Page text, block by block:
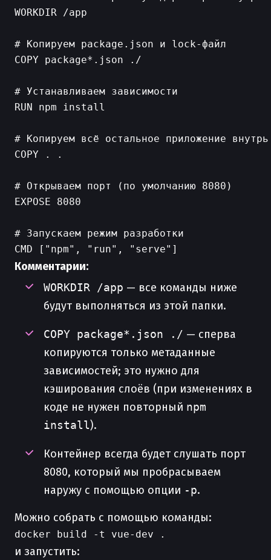
WORKDIR /app
# Копируем package.json и lock-файл
COPY package*.json ./
# Устанавливаем зависимости
RUN npm install
# Копируем всё остальное приложение
COPY . .
# Открываем порт (по умолчанию 8080)
EXPOSE 8080
# Запускаем режим разработки
Комментарии:
WORKDIR /app — все команды ниже
будут выполняться из этой папки.
COPY package*.json ./ — сперва
копируются только метаданные
зависимостей; это нужно для
кэширования слоёв (при изменениях в
коде не нужен повторный npm
install).
Контейнер всегда будет слушать порт
8080, который мы пробрасываем
наружу с помощью опции -p.
Можно собрать с помощью команды:
и запустить: